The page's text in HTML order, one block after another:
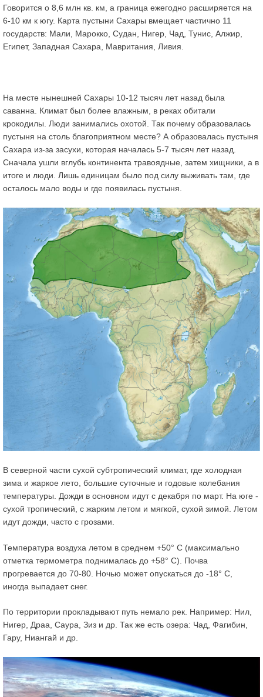
Говорится о 8,6 млн кв. км, а граница ежегодно расширяется на
6-10 км к югу. Карта пустыни Сахары вмещает частично 11
государств: Мали, Марокко, Судан, Нигер, Чад, Тунис, Алжир,
Египет, Западная Сахара, Мавритания, Ливия.
На месте нынешней Сахары 10-12 тысяч лет назад была
саванна. Климат был более влажным, в реках обитали
крокодилы. Люди занимались охотой. Так почему образовалась
пустыня на столь благоприятном месте? А образовалась пустыня
Сахара из-за засухи, которая началась 5-7 тысяч лет назад.
Сначала ушли вглубь континента травоядные, затем хищники, а в
итоге и люди. Лишь единицам было под силу выживать там, где
осталось мало воды и где появилась пустыня.
В северной части сухой субтропический климат, где холодная
зима и жаркое лето, большие суточные и годовые колебания
температуры. Дожди в основном идут с декабря по март. На юге -
сухой тропический, с жарким летом и мягкой, сухой зимой. Летом
идут дожди, часто с грозами.
Температура воздуха летом в среднем +50° С (максимально
отметка термометра поднималась до +58° С). Почва
прогревается до 70-80. Ночью может опускаться до -18° С,
иногда выпадает снег.
По территории прокладывают путь немало рек. Например: Нил,
Нигер, Драа, Саура, Зиз и др. Так же есть озера: Чад, Фагибин,
Гару, Ниангай и др.